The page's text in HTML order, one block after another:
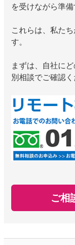
を受けながら準
これらは、私た
す。
まずは、自社に
別相談でご確認く
ご相